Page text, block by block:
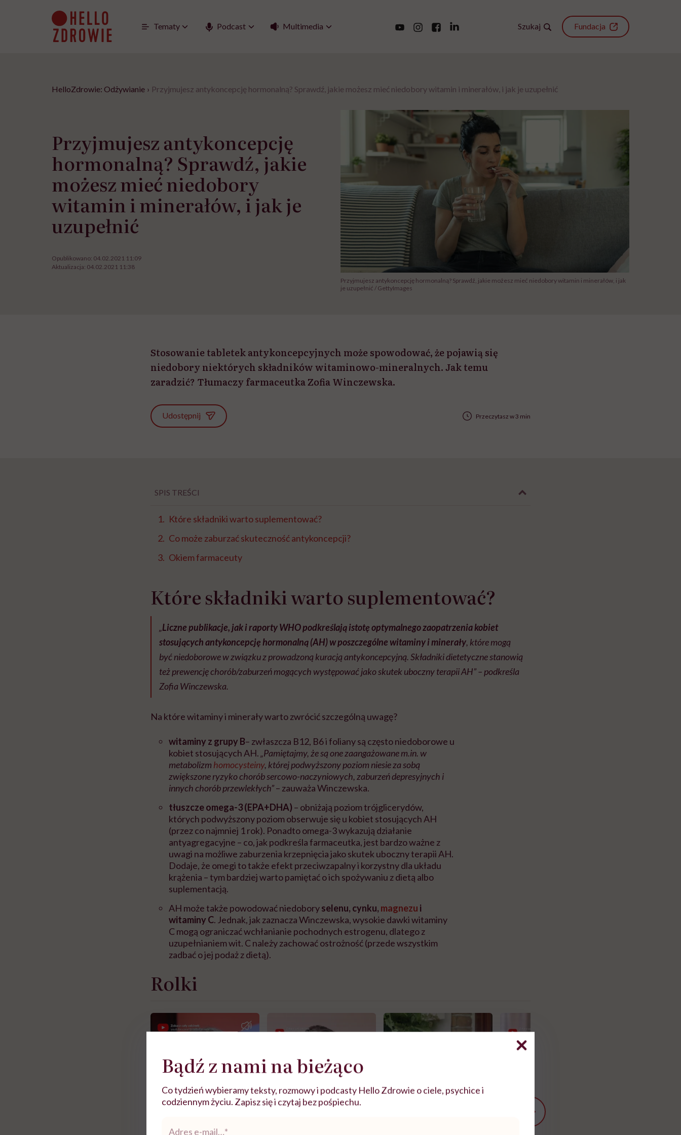
Tematy Podcast Multimedia Szukaj Fundacja
HelloZdrowie: Odżywianie › Przyjmujesz antykoncepcję hormonalną? Sprawdź, jakie możesz mieć niedobory witamin i minerałów, i jak je uzupełnić
Przyjmujesz antykoncepcję
hormonalną? Sprawdź, jakie
możesz mieć niedobory
witamin i minerałów, i jak je
uzupełnić
Opublikowano: 04.02.2021 11:09
Aktualizacja: 04.02.2021 11:38
Przyjmujesz antykoncepcję hormonalną? Sprawdź, jakie możesz mieć niedobory witamin i minerałów, i jak
je uzupełnić / GettyImages
Stosowanie tabletek antykoncepcyjnych może spowodować, że pojawią się
niedobory niektórych składników witaminowo-mineralnych. Jak temu
zaradzić? Tłumaczy farmaceutka Zofia Winczewska.
Udostępnij Przeczytasz w 3 min
SPIS TREŚCI
Które składniki warto suplementować?
Co może zaburzać skuteczność antykoncepcji?
Okiem farmaceuty
Które składniki warto suplementować?
„Liczne publikacje, jak i raporty WHO podkreślają istotę optymalnego zaopatrzenia kobiet
stosujących antykoncepcję hormonalną (AH) w poszczególne witaminy i minerały, które mogą
być niedoborowe w związku z prowadzoną kuracją antykoncepcyjną. Składniki dietetyczne stanowią
też prewencję chorób/zaburzeń mogących występować jako skutek uboczny terapii AH” – podkreśla
Zofia Winczewska.
Na które witaminy i minerały warto zwrócić szczególną uwagę?
witaminy z grupy B– zwłaszcza B12, B6 i foliany są często niedoborowe u
kobiet stosujących AH.„Pamiętajmy, że są one zaangażowane m.in. w
metabolizm homocysteiny, której podwyższony poziom niesie za sobą
zwiększone ryzyko chorób sercowo-naczyniowych, zaburzeń depresyjnych i
innych chorób przewlekłych”– zauważa Winczewska.
tłuszcze omega-3 (EPA+DHA) – obniżają poziom trójglicerydów,
których podwyższony poziom obserwuje się u kobiet stosujących AH
(przez co najmniej 1 rok). Ponadto omega-3 wykazują działanie
antyagregacyjne – co, jak podkreśla farmaceutka, jest bardzo ważne z
uwagi na możliwe zaburzenia krzepnięcia jako skutek uboczny terapii AH.
Dodaje, że omegi to także efekt przeciwzapalny i korzystny dla układu
krążenia – tym bardziej warto pamiętać o ich spożywaniu z dietą albo
suplementacją.
AH może także powodować niedoboryselenu, cynku, magnezu i
witaminy C. Jednak, jak zaznacza Winczewska, wysokie dawki witaminy
C mogą ograniczać wchłanianie pochodnych estrogenu, dlatego z
uzupełnianiem wit. C należy zachować ostrożność (przede wszystkim
zadbać o jej podaż z dietą).
Rolki
Bądź z nami na bieżąco
Co tydzień wybieramy teksty, rozmowy i podcasty Hello Zdrowie o ciele, psychice i
codziennym życiu. Zapisz się i czytaj bez pośpiechu.